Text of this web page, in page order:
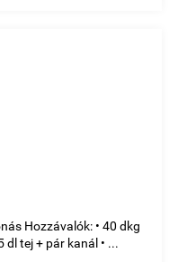
Hozzávalók: • 40 dkg
dl tej + pár kanál • ...